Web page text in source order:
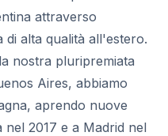
attraverso
di alta qualità all'estero.
nostra pluripremiata
Aires, abbiamo
aprendo nuove
2017 e a Madrid nel